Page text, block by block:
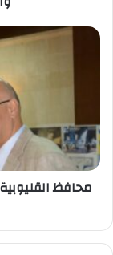
محافظ
تطوير
القناطر
الخيريه
محافظ